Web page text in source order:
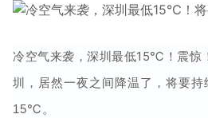
冷空气来袭，深圳最低15℃！ 震惊
圳，居然一夜之间降温了，将要持
15℃。